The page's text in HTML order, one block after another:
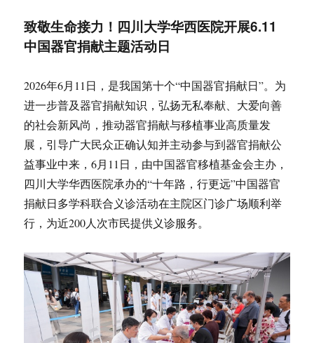
致敬生命接力！四川大学华西医院开展6.11
中国器官捐献主题活动日
2026年6月11日，是我国第十个“中国器官捐献日”。为
进一步普及器官捐献知识，弘扬无私奉献、大爱向善
的社会新风尚，推动器官捐献与移植事业高质量发
展，引导广大民众正确认知并主动参与到器官捐献公
益事业中来，6月11日，由中国器官移植基金会主办，
四川大学华西医院承办的“十年路，行更远”中国器官
捐献日多学科联合义诊活动在主院区门诊广场顺利举
行，为近200人次市民提供义诊服务。